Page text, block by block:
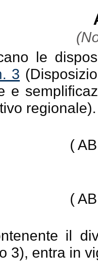
le
3
e
regionale).
(
(
il
3), entra in